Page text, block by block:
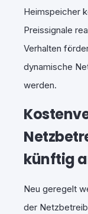
Heimspeicher
Preissignale
Verhalten
dynamische
werden.
künftig
Neu geregelt
der